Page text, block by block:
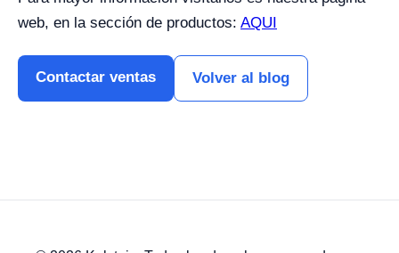
web, en la sección de productos: AQUI
Contactar ventas Volver al blog